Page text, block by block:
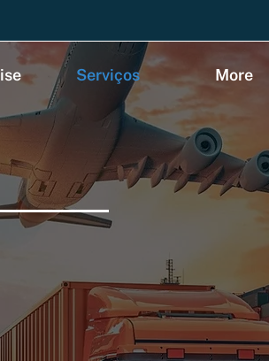
Serviços More